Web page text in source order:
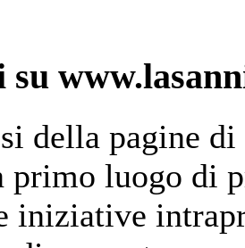
su
della pagine
primo luogo di
iniziative